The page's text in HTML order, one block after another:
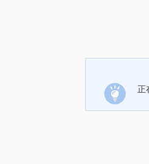
正